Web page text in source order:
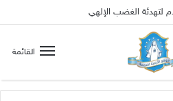
لتهدئة الغضب الإلهي
القائمة